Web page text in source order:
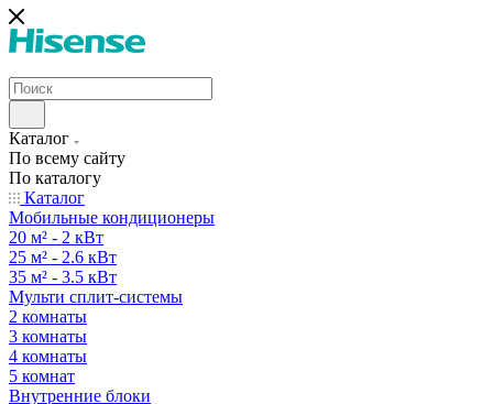
Каталог
По всему сайту
По каталогу
Каталог
Мобильные кондиционеры
20 м² - 2 кВт
25 м² - 2.6 кВт
35 м² - 3.5 кВт
Мульти сплит-системы
2 комнаты
3 комнаты
4 комнаты
5 комнат
Внутренние блоки